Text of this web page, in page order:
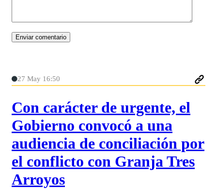
27 May 16:50
Con carácter de urgente, el
Gobierno convocó a una
audiencia de conciliación por
el conflicto con Granja Tres
Arroyos